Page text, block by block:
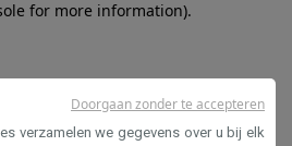
for more information).
verzamelen we gegevens over u bij elk
Doorgaan zonder te accepteren